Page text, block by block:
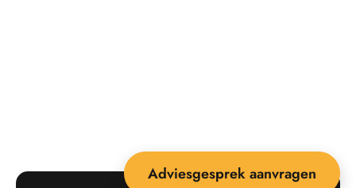
Adviesgesprek aanvragen